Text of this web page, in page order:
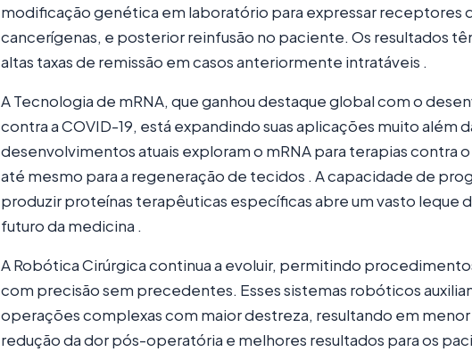
modificação genética em laboratório para expressar receptores
cancerígenas, e posterior reinfusão no paciente. Os resultados
altas taxas de remissão em casos anteriormente intratáveis .
A Tecnologia de mRNA, que ganhou destaque global com o
contra a COVID-19, está expandindo suas aplicações muito além
desenvolvimentos atuais exploram o mRNA para terapias contra
até mesmo para a regeneração de tecidos . A capacidade de
produzir proteínas terapêuticas específicas abre um vasto leque
futuro da medicina .
A Robótica Cirúrgica continua a evoluir, permitindo
com precisão sem precedentes. Esses sistemas robóticos
operações complexas com maior destreza, resultando em
redução da dor pós-operatória e melhores resultados para os